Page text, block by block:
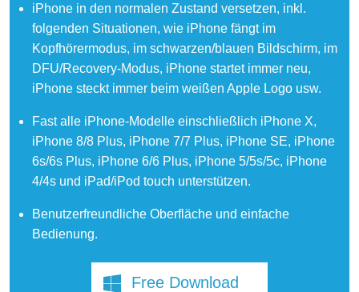
iPhone in den normalen Zustand versetzen, inkl.
folgenden Situationen, wie iPhone fängt im
Kopfhörermodus, im schwarzen/blauen Bildschirm, im
DFU/Recovery-Modus, iPhone startet immer neu,
iPhone steckt immer beim weißen Apple Logo usw.
Fast alle iPhone-Modelle einschließlich iPhone X,
iPhone 8/8 Plus, iPhone 7/7 Plus, iPhone SE, iPhone
6s/6s Plus, iPhone 6/6 Plus, iPhone 5/5s/5c, iPhone
4/4s und iPad/iPod touch unterstützen.
Benutzerfreundliche Oberfläche und einfache
Bedienung.
Free Download